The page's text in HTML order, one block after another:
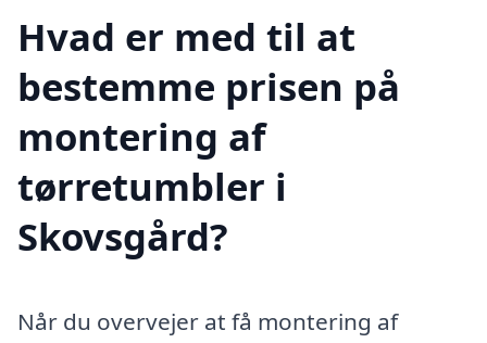
Hvad er med til at
bestemme prisen på
montering af
tørretumbler i
Skovsgård?
Når du overvejer at få montering af